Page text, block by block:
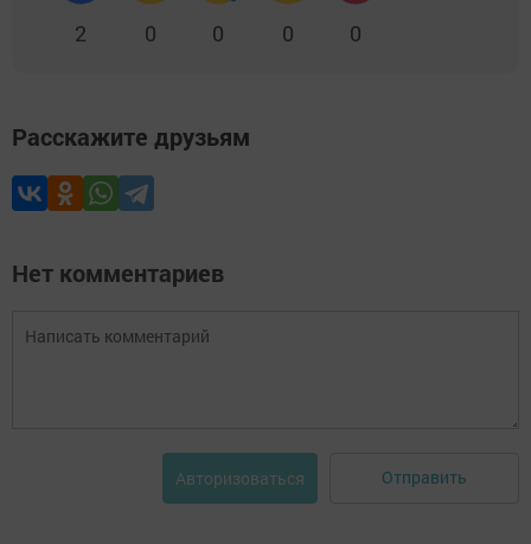
2 0 0 0 0
Расскажите друзьям
Нет комментариев
Авторизоваться Отправить